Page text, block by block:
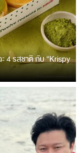
4 รสชาติ กับ “Krispy